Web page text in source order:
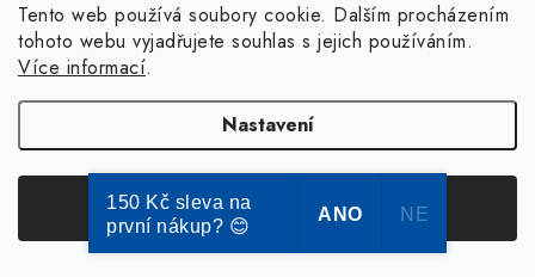
Tento web používá soubory cookie. Dalším procházením
tohoto webu vyjadřujete souhlas s jejich používáním.
Více informací.
Nastavení
Souhlasím
150 Kč sleva na
první nákup? 😊
ANO NE